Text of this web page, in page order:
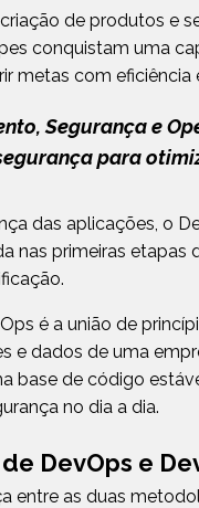
de produtos e
conquistam uma
metas com eficiência
Segurança e
para
das aplicações, o
nas primeiras
é a união de
e dados de uma
base de código
no dia a dia.
DevOps e
entre as duas